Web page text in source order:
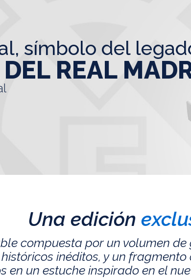
símbolo del
REAL
Una edición
compuesta por un volumen
inéditos, y un
en un estuche inspirado en el